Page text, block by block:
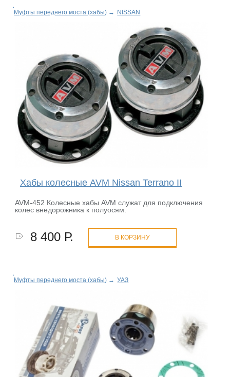
Муфты переднего моста (хабы) → NISSAN
Хабы колесные AVM Nissan Terrano II
AVM-452 Колесные хабы AVM служат для подключения
колес внедорожника к полуосям.
8 400 Р. В КОРЗИНУ
Муфты переднего моста (хабы) → УАЗ